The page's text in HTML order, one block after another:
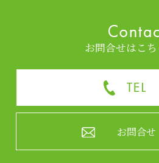
お問合せはこ
お問合せ